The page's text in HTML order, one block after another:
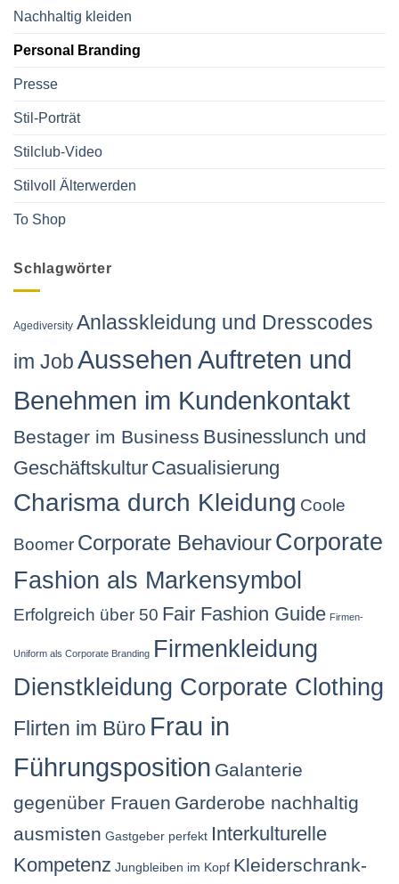
Nachhaltig kleiden
Personal Branding
Presse
Stil-Porträt
Stilclub-Video
Stilvoll Älterwerden
To Shop
Schlagwörter
Agediversity Anlasskleidung und Dresscodes
im Job Aussehen Auftreten und
Benehmen im Kundenkontakt
Bestager im Business Businesslunch und
Geschäftskultur Casualisierung
Charisma durch Kleidung Coole
Boomer Corporate BehaviourCorporate
Fashion als Markensymbol
Erfolgreich über 50 Fair Fashion Guide Firmen-
Uniform als Corporate Branding Firmenkleidung
Dienstkleidung Corporate Clothing
Flirten im Büro Frau in
Führungsposition Galanterie
gegenüber Frauen Garderobe nachhaltig
ausmisten Gastgeber perfekt Interkulturelle
Kompetenz Jungbleiben im Kopf Kleiderschrank-